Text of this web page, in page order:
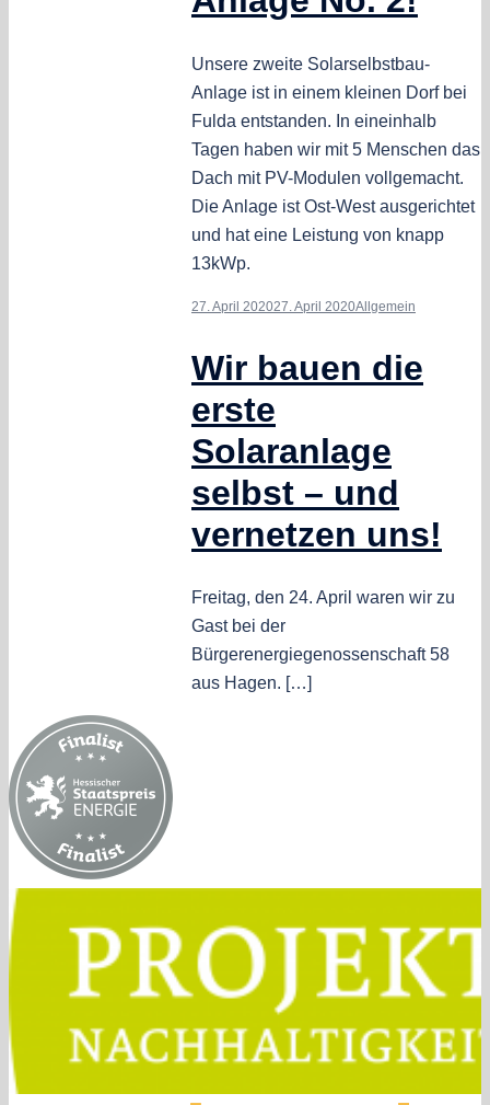
Unsere zweite Solarselbstbau-
Anlage ist in einem kleinen Dorf bei
Fulda entstanden. In eineinhalb
Tagen haben wir mit 5 Menschen das
Dach mit PV-Modulen vollgemacht.
Die Anlage ist Ost-West ausgerichtet
und hat eine Leistung von knapp
13kWp.
27. April 202027. April 2020Allgemein
Wir bauen die
erste
Solaranlage
selbst – und
vernetzen uns!
Freitag, den 24. April waren wir zu
Gast bei der
Bürgerenergiegenossenschaft 58
aus Hagen. […]